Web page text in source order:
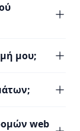
μου;
web